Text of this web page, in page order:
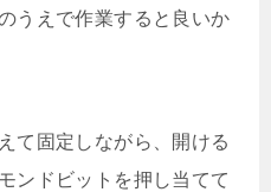
うえで作業すると良いか
て固定しながら、開ける
ンドビットを押し当てて